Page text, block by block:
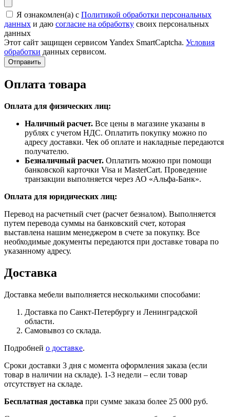
Я ознакомлен(а) с Политикой обработки персональных
данных и даю согласие на обработку своих персональных
данных
Этот сайт защищен сервисом Yandex SmartCaptcha. Условия
обработки данных сервисом.
Отправить
Оплата товара
Оплата для физических лиц:
Наличный расчет. Все цены в магазине указаны в
рублях с учетом НДС. Оплатить покупку можно по
адресу доставки. Чек об оплате и накладные передаются
получателю.
Безналичный расчет. Оплатить можно при помощи
банковской карточки Visa и MasterCart. Проведение
транзакции выполняется через АО «Альфа-Банк».
Оплата для юридических лиц:
Перевод на расчетный счет (расчет безналом). Выполняется
путем перевода суммы на банковский счет, которая
выставлена нашим менеджером в счете за покупку. Все
необходимые документы передаются при доставке товара по
указанному адресу.
Доставка
Доставка мебели выполняется несколькими способами:
Доставка по Санкт-Петербургу и Ленинградской
области.
Самовывоз со склада.
Подробней о доставке.
Сроки доставки 3 дня с момента оформления заказа (если
товар в наличии на складе). 1-3 недели – если товар
отсутствует на складе.
Бесплатная доставка при сумме заказа более 25 000 руб.